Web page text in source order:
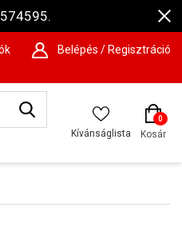
Belépés / Regisztráció
Kívánságlista
0
Kosár